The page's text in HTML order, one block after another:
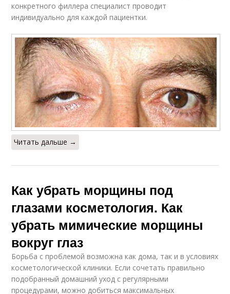
конкретного филлера специалист проводит
индивидуально для каждой пациентки.
Читать дальше →
Как убрать морщины под
глазами косметология. Как
убрать мимические морщины
вокруг глаз
Борьба с проблемой возможна как дома, так и в условиях
косметологической клиники. Если сочетать правильно
подобранный домашний уход с регулярными
процедурами, можно добиться максимальных